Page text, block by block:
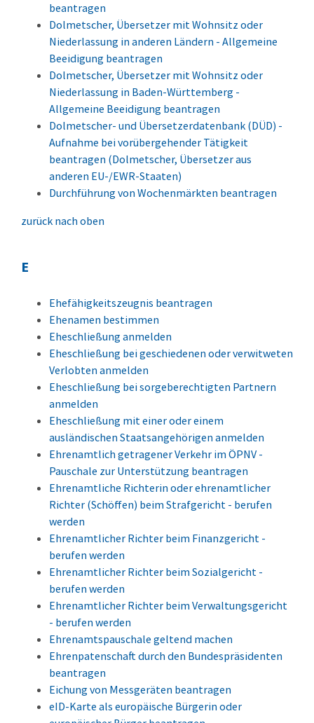
beantragen
Dolmetscher, Übersetzer mit Wohnsitz oder
Niederlassung in anderen Ländern - Allgemeine
Beeidigung beantragen
Dolmetscher, Übersetzer mit Wohnsitz oder
Niederlassung in Baden-Württemberg -
Allgemeine Beeidigung beantragen
Dolmetscher- und Übersetzerdatenbank (DÜD) -
Aufnahme bei vorübergehender Tätigkeit
beantragen (Dolmetscher, Übersetzer aus
anderen EU-/EWR-Staaten)
Durchführung von Wochenmärkten beantragen
zurück nach oben
E
Ehefähigkeitszeugnis beantragen
Ehenamen bestimmen
Eheschließung anmelden
Eheschließung bei geschiedenen oder verwitweten
Verlobten anmelden
Eheschließung bei sorgeberechtigten Partnern
anmelden
Eheschließung mit einer oder einem
ausländischen Staatsangehörigen anmelden
Ehrenamtlich getragener Verkehr im ÖPNV -
Pauschale zur Unterstützung beantragen
Ehrenamtliche Richterin oder ehrenamtlicher
Richter (Schöffen) beim Strafgericht - berufen
werden
Ehrenamtlicher Richter beim Finanzgericht -
berufen werden
Ehrenamtlicher Richter beim Sozialgericht -
berufen werden
Ehrenamtlicher Richter beim Verwaltungsgericht
- berufen werden
Ehrenamtspauschale geltend machen
Ehrenpatenschaft durch den Bundespräsidenten
beantragen
Eichung von Messgeräten beantragen
eID-Karte als europäische Bürgerin oder